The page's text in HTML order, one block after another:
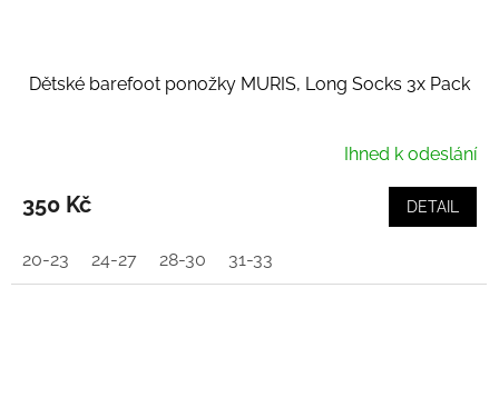
Dětské barefoot ponožky MURIS, Long Socks 3x Pack
Ihned k odeslání
350 Kč DETAIL
20-23 24-27 28-30 31-33